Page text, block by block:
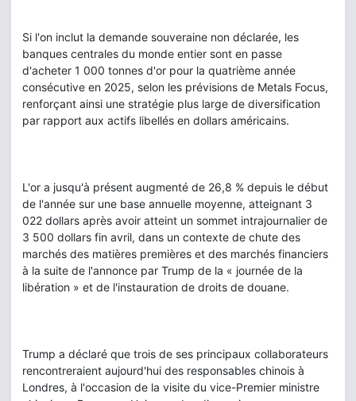
Si l'on inclut la demande souveraine non déclarée, les
banques centrales du monde entier sont en passe
d'acheter 1 000 tonnes d'or pour la quatrième année
consécutive en 2025, selon les prévisions de Metals Focus,
renforçant ainsi une stratégie plus large de diversification
par rapport aux actifs libellés en dollars américains.
L'or a jusqu'à présent augmenté de 26,8 % depuis le début
de l'année sur une base annuelle moyenne, atteignant 3
022 dollars après avoir atteint un sommet intrajournalier de
3 500 dollars fin avril, dans un contexte de chute des
marchés des matières premières et des marchés financiers
à la suite de l'annonce par Trump de la « journée de la
libération » et de l'instauration de droits de douane.
Trump a déclaré que trois de ses principaux collaborateurs
rencontreraient aujourd'hui des responsables chinois à
Londres, à l'occasion de la visite du vice-Premier ministre